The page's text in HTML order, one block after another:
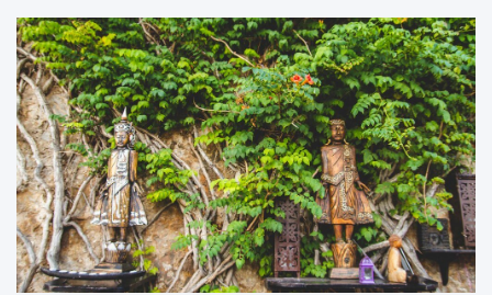
e
n
a
P
ó
ł
w
y
s
p
i
e
H
e